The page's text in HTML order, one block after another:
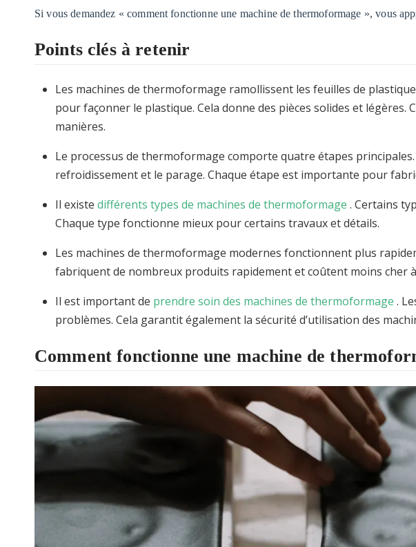
Si vous demandez « comment fonctionne une machine de thermoformage », vous
Points clés à retenir
Les machines de thermoformage ramollissent les feuilles de
pour façonner le plastique. Cela donne des pièces solides et légères.
manières.
Le processus de thermoformage comporte quatre étapes
refroidissement et le parage. Chaque étape est importante pour
Il existe différents types de machines de thermoformage . Certains
Chaque type fonctionne mieux pour certains travaux et détails.
Les machines de thermoformage modernes fonctionnent plus
fabriquent de nombreux produits rapidement et coûtent moins cher
Il est important de prendre soin des machines de thermoformage .
problèmes. Cela garantit également la sécurité d’utilisation des
Comment fonctionne une machine de